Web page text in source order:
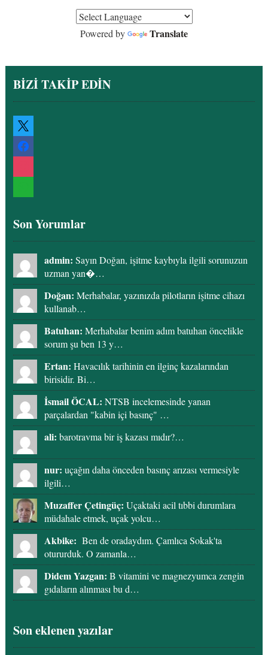
Powered by Translate
BİZİ TAKİP EDİN
Son Yorumlar
admin: Sayın Doğan, işitme kaybıyla ilgili sorunuzun
uzman yan�…
Doğan: Merhabalar, yazınızda pilotların işitme cihazı
kullanab…
Batuhan: Merhabalar benim adım batuhan öncelikle
sorum şu ben 13 y…
Ertan: Havacılık tarihinin en ilginç kazalarından
birisidir. Bi…
İsmail ÖCAL: NTSB incelemesinde yanan
parçalardan "kabin içi basınç" …
ali: barotravma bir iş kazası mıdır?…
nur: uçağın daha önceden basınç arızası vermesiyle
ilgili…
Muzaffer Çetingüç: Uçaktaki acil tıbbi durumlara
müdahale etmek, uçak yolcu…
Akbike: Ben de oradaydım. Çamlıca Sokak'ta
otururduk. O zamanla…
Didem Yazgan: B vitamini ve magnezyumca zengin
gıdaların alınması bu d…
Son eklenen yazılar